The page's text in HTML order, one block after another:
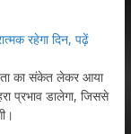
रहेगा दिन, पढ़ें
का संकेत लेकर आया
प्रभाव डालेगा, जिससे